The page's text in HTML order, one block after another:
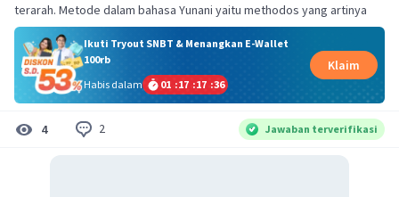
terarah. Metode dalam bahasa Yunani yaitu methodos yang artinya
Ikuti Tryout SNBT & Menangkan E-Wallet
100rb
Habis dalam
01 :17 :17 :36
Klaim
4 2 Jawaban terverifikasi